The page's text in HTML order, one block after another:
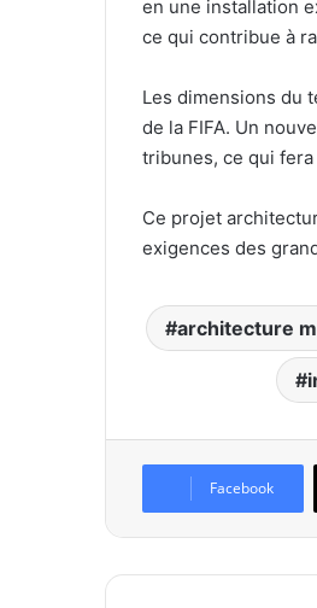
en une installation
ce qui contribue à
Les dimensions du
de la FIFA. Un
tribunes, ce qui fera
Ce projet
exigences des
architecture
Facebook